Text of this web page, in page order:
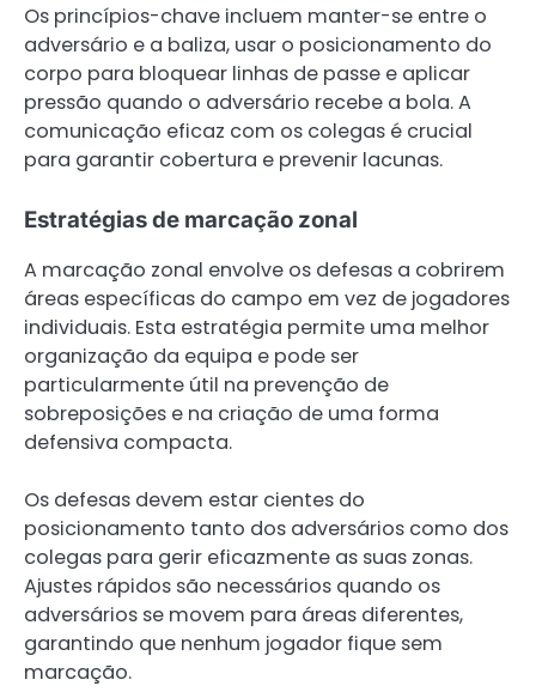
Os princípios-chave incluem manter-se entre o
adversário e a baliza, usar o posicionamento do
corpo para bloquear linhas de passe e aplicar
pressão quando o adversário recebe a bola. A
comunicação eficaz com os colegas é crucial
para garantir cobertura e prevenir lacunas.
Estratégias de marcação zonal
A marcação zonal envolve os defesas a cobrirem
áreas específicas do campo em vez de jogadores
individuais. Esta estratégia permite uma melhor
organização da equipa e pode ser
particularmente útil na prevenção de
sobreposições e na criação de uma forma
defensiva compacta.
Os defesas devem estar cientes do
posicionamento tanto dos adversários como dos
colegas para gerir eficazmente as suas zonas.
Ajustes rápidos são necessários quando os
adversários se movem para áreas diferentes,
garantindo que nenhum jogador fique sem
marcação.